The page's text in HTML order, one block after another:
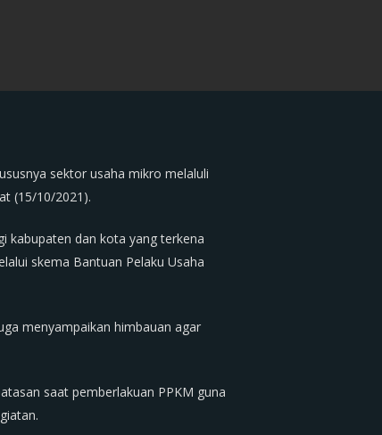
sektor usaha mikro melaluli
(15/10/2021).
kabupaten dan kota yang terkena
skema Bantuan Pelaku Usaha
menyampaikan himbauan agar
saat pemberlakuan PPKM guna